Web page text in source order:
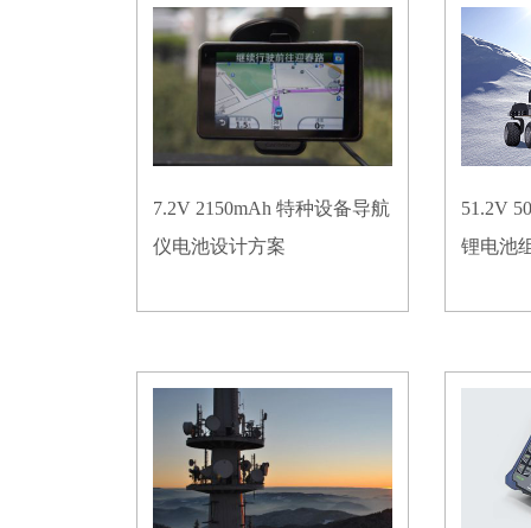
7.2V 2150mAh 特种设备导航
仪电池设计方案
51.2V
锂电池